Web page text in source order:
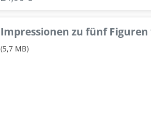
Impressionen zu fünf
(5,7 MB)